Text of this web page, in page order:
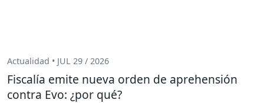
Actualidad • JUL 29 / 2026
Fiscalía emite nueva orden de aprehensión
contra Evo: ¿por qué?